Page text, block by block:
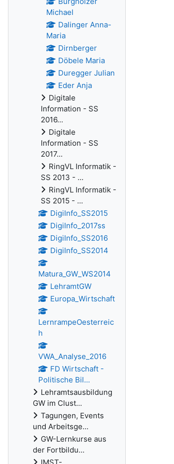
Michael
Dalinger Anna-
Maria
Dirnberger
Döbele Maria
Duregger Julian
Eder Anja
Digitale
Information - SS
2016...
Digitale
Information - SS
2017...
RingVL Informatik -
SS 2013 - ...
RingVL Informatik -
SS 2015 - ...
DigiInfo_SS2015
DigiInfo_2017ss
DigiInfo_SS2016
DigiInfo_SS2014
Matura_GW_WS2014
LehramtGW
Europa_Wirtschaft
LernrampeOesterreic
h
VWA_Analyse_2016
FD Wirtschaft -
Politische Bil...
Lehramtsausbildung
GW im Clust...
Tagungen, Events
und Arbeitsge...
GW-Lernkurse aus
der Fortbildu...